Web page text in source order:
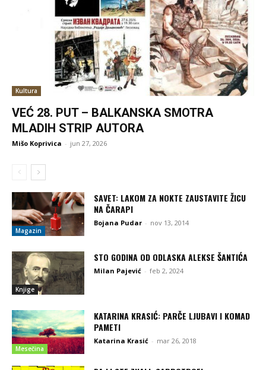
Kultura
VEĆ 28. PUT – BALKANSKA SMOTRA
MLADIH STRIP AUTORA
Mišo Koprivica - jun 27, 2026
Magazin
SAVET: LAKOM ZA NOKTE ZAUSTAVITE ŽICU
NA ČARAPI
Bojana Pudar - nov 13, 2014
Knjige
STO GODINA OD ODLASKA ALEKSE ŠANTIĆA
Milan Pajević - feb 2, 2024
Mesečina
KATARINA KRASIĆ: PARČE LJUBAVI I KOMAD
PAMETI
Katarina Krasić - mar 26, 2018